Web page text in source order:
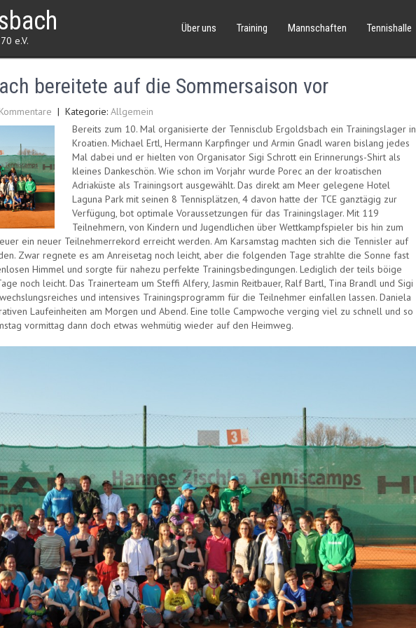
e.V.
Über uns Training Mannschaften Tennishalle
bereitete auf die Sommersaison vor
| Kategorie: Allgemein
Bereits zum 10. Mal organisierte der Tennisclub Ergoldsbach ein Trainingslager in
Kroatien. Michael Ertl, Hermann Karpfinger und Armin Gnadl waren bislang jedes
Mal dabei und er hielten von Organisator Sigi Schrott ein Erinnerungs-Shirt als
kleines Dankeschön. Wie schon im Vorjahr wurde Porec an der kroatischen
Adriaküste als Trainingsort ausgewählt. Das direkt am Meer gelegene Hotel
Laguna Park mit seinen 8 Tennisplätzen, 4 davon hatte der TCE ganztägig zur
Verfügung, bot optimale Voraussetzungen für das Trainingslager. Mit 119
Teilnehmern, von Kindern und Jugendlichen über Wettkampfspieler bis hin zum
ein neuer Teilnehmerrekord erreicht werden. Am Karsamstag machten sich die Tennisler auf
Zwar regnete es am Anreisetag noch leicht, aber die folgenden Tage strahlte die Sonne fast
Himmel und sorgte für nahezu perfekte Trainingsbedingungen. Lediglich der teils böige
noch leicht. Das Trainerteam um Steffi Alfery, Jasmin Reitbauer, Ralf Bartl, Tina Brandl und Sigi
und intensives Trainingsprogramm für die Teilnehmer einfallen lassen. Daniela
Laufeinheiten am Morgen und Abend. Eine tolle Campwoche verging viel zu schnell und so
vormittag dann doch etwas wehmütig wieder auf den Heimweg.